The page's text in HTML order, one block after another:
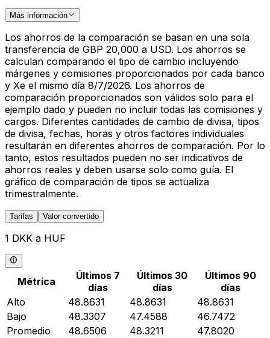
Más información
Los ahorros de la comparación se basan en una sola
transferencia de GBP 20,000 a USD. Los ahorros se
calculan comparando el tipo de cambio incluyendo
márgenes y comisiones proporcionados por cada banco
y Xe el mismo día 8/7/2026. Los ahorros de
comparación proporcionados son válidos solo para el
ejemplo dado y pueden no incluir todas las comisiones y
cargos. Diferentes cantidades de cambio de divisa, tipos
de divisa, fechas, horas y otros factores individuales
resultarán en diferentes ahorros de comparación. Por lo
tanto, estos resultados pueden no ser indicativos de
ahorros reales y deben usarse solo como guía. El
gráfico de comparación de tipos se actualiza
trimestralmente.
Tarifas Valor convertido
1 DKK a HUF
Métrica
Últimos 7
días
Últimos 30
días
Últimos 90
días
Alto
48.8631 48.8631
48.8631
Bajo
48.3307 47.4588
46.7472
Promedio
48.6506 48.3211
47.8020